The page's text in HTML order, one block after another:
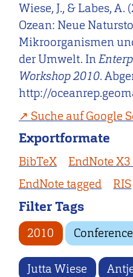
Wiese, J., & Labes, A.
Ozean: Neue
Mikroorganismen
der Umwelt. In
Workshop 2010.
http://
Suche auf Google
Exportformate
BibTeX EndNote
EndNote tagged
RIS
Filter Tags
2010
Jutta Wiese